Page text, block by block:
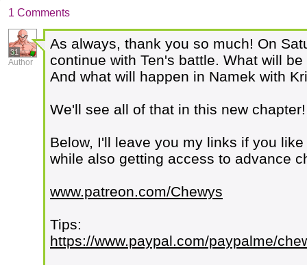
1 Comments
31
Author
As always, thank you so much! On
continue with Ten's battle. What will
And what will happen in Namek with
We'll see all of that in this new
Below, I'll leave you my links if you
while also getting access to advance
www.patreon.com/Chewys
Tips:
https://www.paypal.com/paypalme/